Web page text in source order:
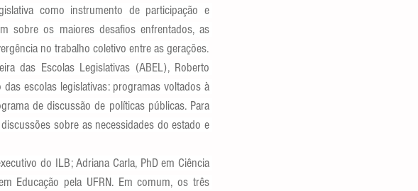
como instrumento de participação e
sobre os maiores desafios enfrentados, as
no trabalho coletivo entre as gerações.
das Escolas Legislativas (ABEL), Roberto
escolas legislativas: programas voltados à
de discussão de políticas públicas. Para
sobre as necessidades do estado e
do ILB; Adriana Carla, PhD em Ciência
Educação pela UFRN. Em comum, os três